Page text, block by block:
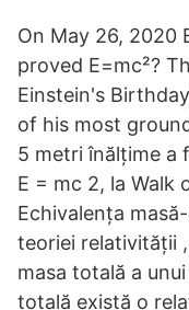
On May 26, 2020
proved E=mc²?
Einstein's
of his most
5 metri înălțime a
E = mc 2, la Walk
Echivalența
teoriei relativității
masa totală a
totală există o